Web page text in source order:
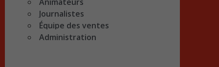
Journalistes
Équipe des ventes
Administration